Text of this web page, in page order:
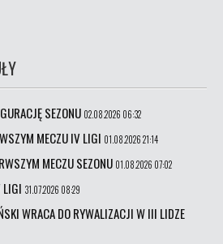
SEZONU 02.08.2026 06:32
MECZU IV LIGI 01.08.2026 21:14
MECZU SEZONU 01.08.2026 07:02
LIGI 31.07.2026 08:29
WRACA DO RYWALIZACJI W III LIDZE